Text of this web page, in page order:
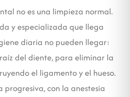
no es una limpieza normal.
y especializada que llega
diaria no pueden llegar:
del diente, para eliminar la
el ligamento y el hueso.
progresiva, con la anestesia